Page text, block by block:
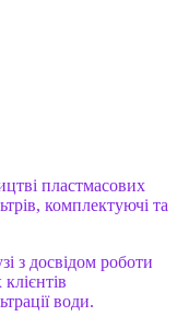
пластмасових
комплектуючі та
з досвідом роботи
води.